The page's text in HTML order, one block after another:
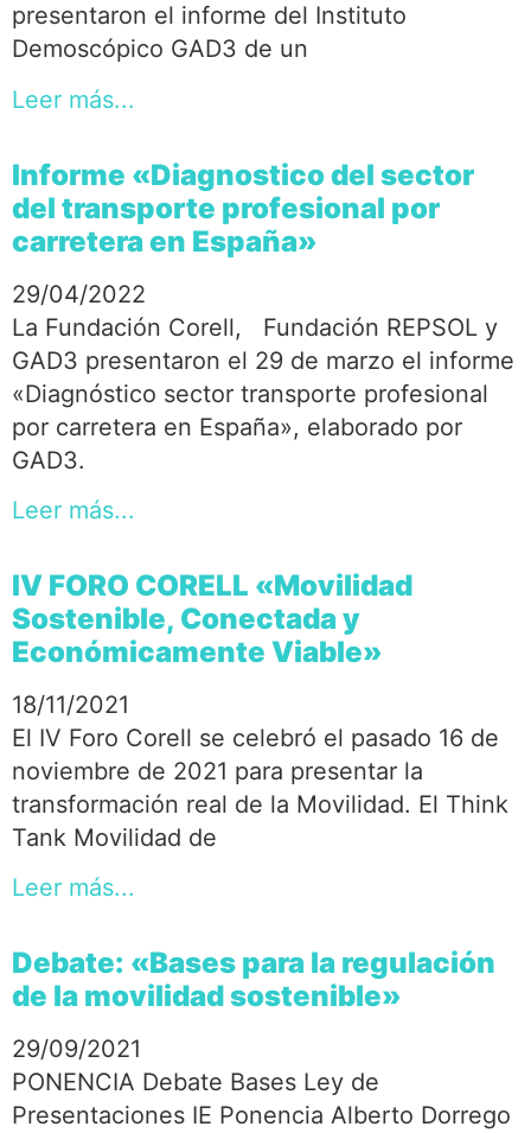
presentaron el informe del Instituto
Demoscópico GAD3 de un
Leer más...
Informe «Diagnostico del sector
del transporte profesional por
carretera en España»
29/04/2022
La Fundación Corell, Fundación REPSOL y
GAD3 presentaron el 29 de marzo el informe
«Diagnóstico sector transporte profesional
por carretera en España», elaborado por
GAD3.
Leer más...
IV FORO CORELL «Movilidad
Sostenible, Conectada y
Económicamente Viable»
18/11/2021
El IV Foro Corell se celebró el pasado 16 de
noviembre de 2021 para presentar la
transformación real de la Movilidad. El Think
Tank Movilidad de
Leer más...
Debate: «Bases para la regulación
de la movilidad sostenible»
29/09/2021
PONENCIA Debate Bases Ley de
Presentaciones IE Ponencia Alberto Dorrego